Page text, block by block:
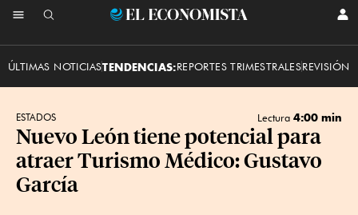
El
ÚLTIMAS NOTICIASTENDENCIAS:REPORTES TRIMESTRALESREVISIÓN
ESTADOS Lectura 4:00 min
Nuevo León tiene potencial para
atraer Turismo Médico: Gustavo
García